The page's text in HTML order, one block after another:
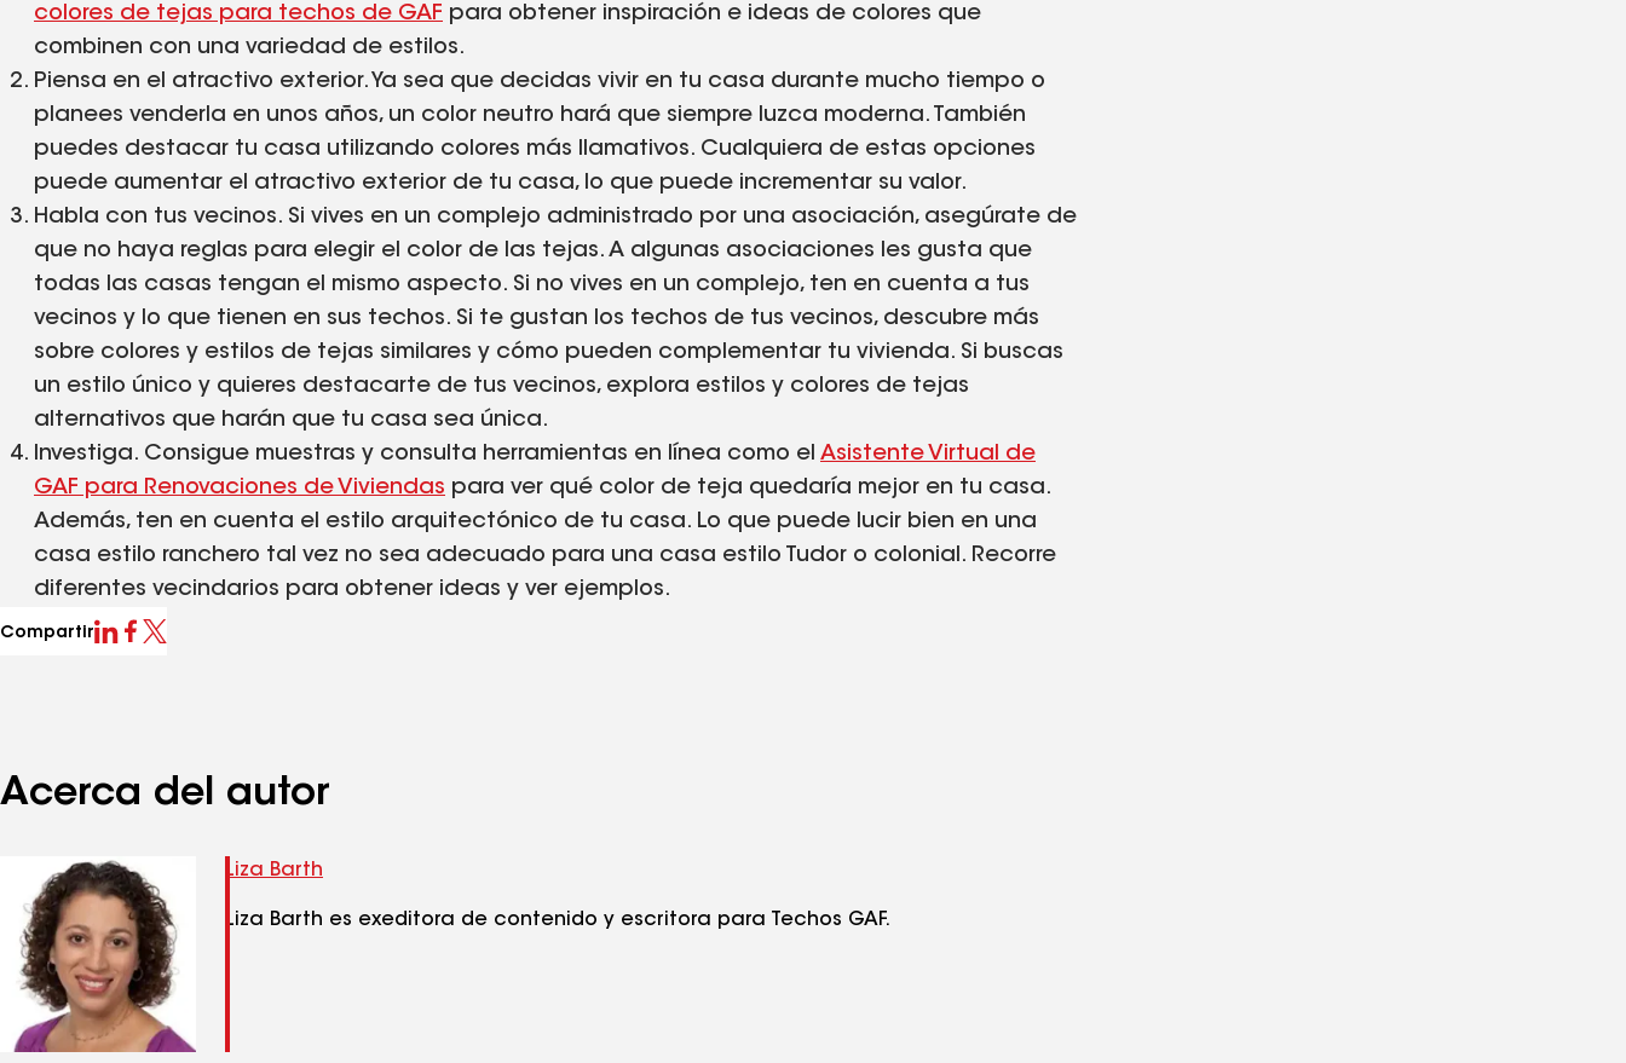
colores de tejas para techos de GAF para obtener inspiración e ideas de colores que
combinen con una variedad de estilos.
Piensa en el atractivo exterior. Ya sea que decidas vivir en tu casa durante mucho tiempo o
planees venderla en unos años, un color neutro hará que siempre luzca moderna. También
puedes destacar tu casa utilizando colores más llamativos. Cualquiera de estas opciones
puede aumentar el atractivo exterior de tu casa, lo que puede incrementar su valor.
Habla con tus vecinos. Si vives en un complejo administrado por una asociación, asegúrate de
que no haya reglas para elegir el color de las tejas. A algunas asociaciones les gusta que
todas las casas tengan el mismo aspecto. Si no vives en un complejo, ten en cuenta a tus
vecinos y lo que tienen en sus techos. Si te gustan los techos de tus vecinos, descubre más
sobre colores y estilos de tejas similares y cómo pueden complementar tu vivienda. Si buscas
un estilo único y quieres destacarte de tus vecinos, explora estilos y colores de tejas
alternativos que harán que tu casa sea única.
Investiga. Consigue muestras y consulta herramientas en línea como el Asistente Virtual de
GAF para Renovaciones de Viviendas para ver qué color de teja quedaría mejor en tu casa.
Además, ten en cuenta el estilo arquitectónico de tu casa. Lo que puede lucir bien en una
casa estilo ranchero tal vez no sea adecuado para una casa estilo Tudor o colonial. Recorre
diferentes vecindarios para obtener ideas y ver ejemplos.
Compartir
Acerca del autor
Liza Barth
Liza Barth es exeditora de contenido y escritora para Techos GAF.